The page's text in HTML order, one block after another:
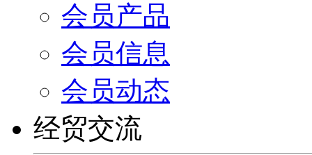
会员产品
会员信息
会员动态
经贸交流